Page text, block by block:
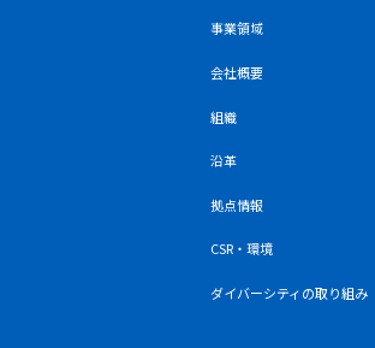
事業領域
会社概要
組織
沿革
拠点情報
CSR・環境
ダイバーシティの取り組み